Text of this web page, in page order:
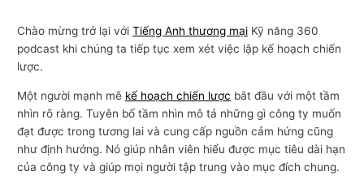
Chào mừng trở lại vớiTiếng Anh thương mại Kỹ năng 360
podcast khi chúng ta tiếp tục xem xét việc lập kế hoạch chiến
lược.
Một người mạnh mẽ kế hoạch chiến lược bắt đầu với một tầm
nhìn rõ ràng. Tuyên bố tầm nhìn mô tả những gì công ty muốn
đạt được trong tương lai và cung cấp nguồn cảm hứng cũng
như định hướng. Nó giúp nhân viên hiểu được mục tiêu dài hạn
của công ty và giúp mọi người tập trung vào mục đích chung.